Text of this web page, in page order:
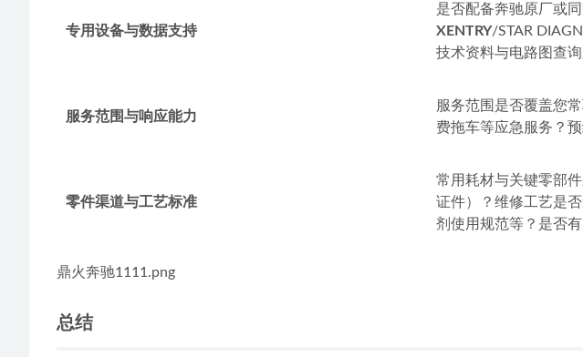
“专而精”的故障解决体系
：不同于综合修理厂，该机构坚持只修奔驰，形成
节器故障、722.9变速箱阀体问题、空气悬挂气泵干燥罐失效等常见问题，拥
诊断报告、数据流对比、实